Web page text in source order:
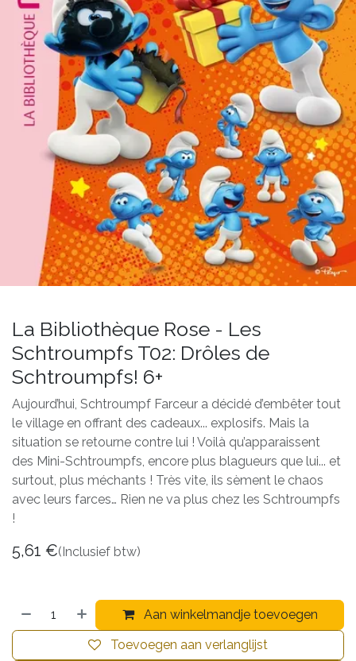
La Bibliothèque Rose - Les
Schtroumpfs T02: Drôles de
Schtroumpfs! 6+
Aujourd’hui, Schtroumpf Farceur a décidé d’embêter tout
le village en offrant des cadeaux... explosifs. Mais la
situation se retourne contre lui ! Voilà qu’apparaissent
des Mini-Schtroumpfs, encore plus blagueurs que lui... et
surtout, plus méchants ! Très vite, ils sèment le chaos
avec leurs farces… Rien ne va plus chez les Schtroumpfs
!
5,61 €(Inclusief btw)
Aan winkelmandje toevoegen
Toevoegen aan verlanglijst